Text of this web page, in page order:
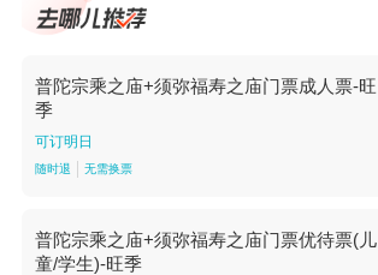
普陀宗乘之庙+须弥福寿之庙门票成人票-旺
季
可订明日
随时退 无需换票
普陀宗乘之庙+须弥福寿之庙门票优待票(儿
童/学生)-旺季